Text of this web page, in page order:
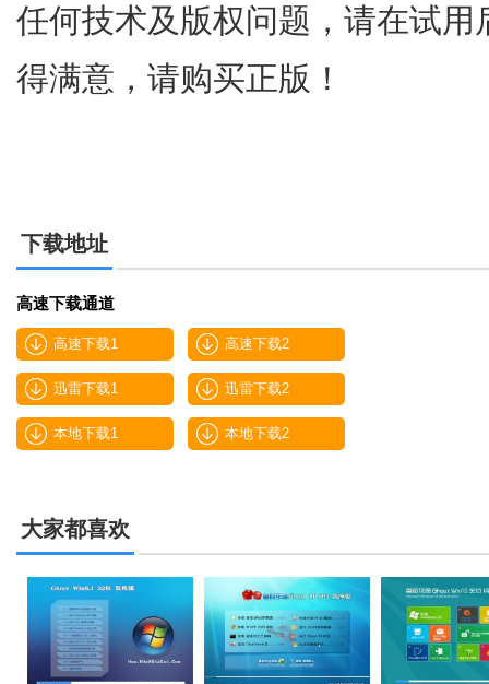
任何技术及版权问题，请在试
得满意，请购买正版！
下载地址
高速下载通道
高速下载1 高速下载2
迅雷下载1 迅雷下载2
本地下载1 本地下载2
大家都喜欢